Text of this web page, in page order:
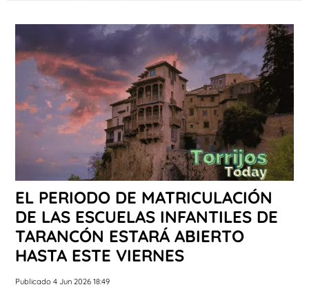
EL PERIODO DE MATRICULACIÓN
DE LAS ESCUELAS INFANTILES DE
TARANCÓN ESTARÁ ABIERTO
HASTA ESTE VIERNES
Publicado 4 Jun 2026 18:49